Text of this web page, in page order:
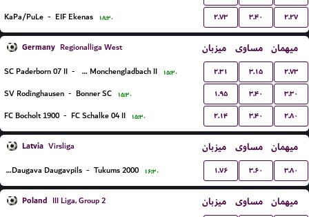
KaPa/PuLe - EIF Ekenas ۱۸:۳۰ ۲.۷۳ ۳.۴۰ ۲.۲۷
Germany Regionalliga West میزبان مساوی میهمان
SC Paderborn 07 II - Borussia Monchengladbach II ۱۵:۳۰ ۲.۳۱ ۳.۱۵ ۲.۷۳
SV Rodinghausen - Bonner SC ۱۵:۳۰ ۱.۹۵ ۳.۴۰ ۳.۳۰
FC Bocholt 1900 - FC Schalke 04 II ۱۵:۳۰ ۲.۱۴ ۳.۴۰ ۲.۸۰
Latvia Virsliga میزبان مساوی میهمان
BFC Daugava Daugavpils - Tukums 2000 ۱۶:۳۰ ۱.۷۶ ۳.۶۰ ۳.۸۰
Poland III Liga, Group 2 میزبان مساوی میهمان